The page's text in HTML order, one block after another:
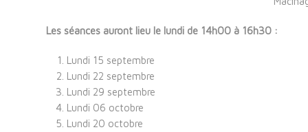
Les séances auront lieu le lundi de 14h00 à 16h30 :
Lundi 15 septembre
Lundi 22 septembre
Lundi 29 septembre
Lundi 06 octobre
Lundi 20 octobre